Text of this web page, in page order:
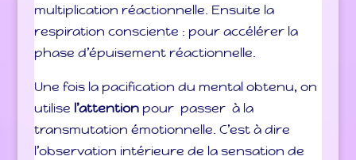
multiplication réactionnelle. Ensuite la
respiration consciente : pour accélérer la
phase d’épuisement réactionnelle.
Une fois la pacification du mental obtenu, on
utilise l’attentionpour passer à la
transmutation émotionnelle. C’est à dire
l’observation intérieure de la sensation de